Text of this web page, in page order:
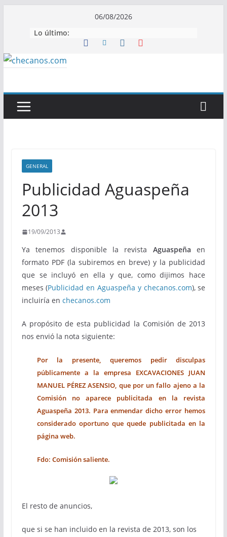
06/08/2026
Lo último:
GENERAL
Publicidad Aguaspeña
2013
19/09/2013
Ya tenemos disponible la revista Aguaspeña en
formato PDF (la subiremos en breve) y la publicidad
que se incluyó en ella y que, como dijimos hace
meses (Publicidad en Aguaspeña y checanos.com), se
incluiría en checanos.com
A propósito de esta publicidad la Comisión de 2013
nos envió la nota siguiente:
Por la presente, queremos pedir disculpas
públicamente a la empresa EXCAVACIONES JUAN
MANUEL PÉREZ ASENSIO, que por un fallo ajeno a la
Comisión no aparece publicitada en la revista
Aguaspeña 2013. Para enmendar dicho error hemos
considerado oportuno que quede publicitada en la
página web.
Fdo: Comisión saliente.
El resto de anuncios,
que si se han incluido en la revista de 2013, son los